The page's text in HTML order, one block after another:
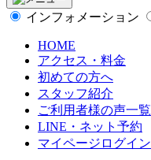
インフォメーション
HOME
アクセス・料金
初めての方へ
スタッフ紹介
ご利用者様の声一覧
LINE・ネット予約
マイページログイン